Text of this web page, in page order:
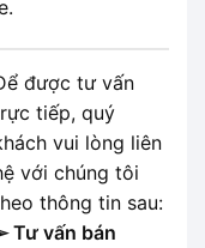
được tư vấn
tiếp, quý
vui lòng liên
với chúng tôi
thông tin sau:
Tư vấn bán